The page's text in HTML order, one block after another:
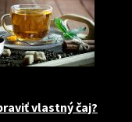
vlastný čaj?